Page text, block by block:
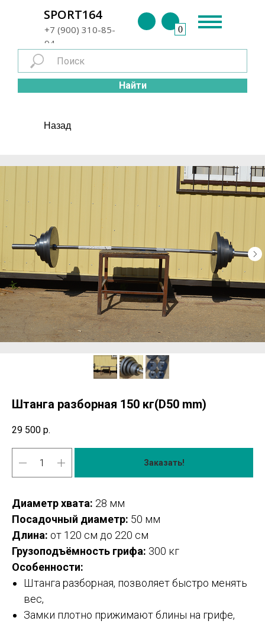
+7 (900) 310-85-
94
SPORT164
0
Найти
Назад
Штанга разборная 150 кг(D50 mm)
29 500 р.
Заказать!
Диаметр хвата: 28 мм
Посадочный диаметр: 50 мм
Длина: от 120 см до 220 см
Грузоподъёмность грифа: 300 кг
Особенности:
Штанга разборная, позволяет быстро менять
вес,
Замки плотно прижимают блины на грифе,